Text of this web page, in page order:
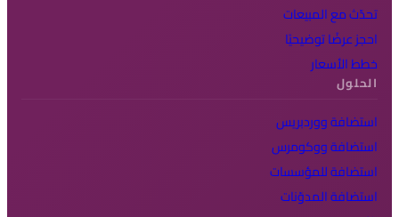
تحدّث مع المبيعات
احجز عرضًا توضيحيًا
خطط الأسعار
الحلول
استضافة ووردبريس
استضافة ووكومرس
استضافة للمؤسسات
استضافة المدوّنات